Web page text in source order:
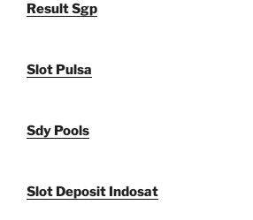
Result Sgp
Slot Pulsa
Sdy Pools
Slot Deposit Indosat